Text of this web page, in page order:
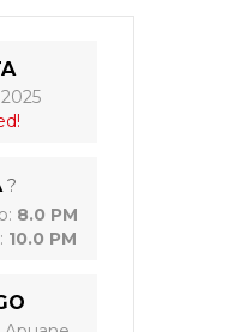
?
8.0 PM
10.0 PM